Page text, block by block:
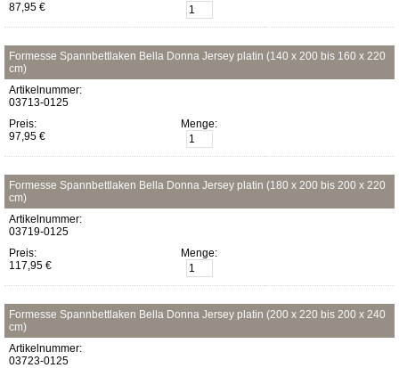
87,95 €
Formesse Spannbettlaken Bella Donna Jersey platin (140 x 200 bis 160 x 220
cm)
Artikelnummer:
03713-0125
Preis:
97,95 €
Menge:
Formesse Spannbettlaken Bella Donna Jersey platin (180 x 200 bis 200 x 220
cm)
Artikelnummer:
03719-0125
Preis:
117,95 €
Menge:
Formesse Spannbettlaken Bella Donna Jersey platin (200 x 220 bis 200 x 240
cm)
Artikelnummer:
03723-0125